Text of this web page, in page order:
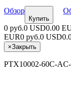
Обзор
Купить
0 руб.0 USD0.00
EUR0 руб.0 USD
×Закрыть
PTX10002-60C-